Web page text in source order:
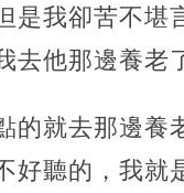
是我卻苦不堪
去他那邊養老
的就去那邊養
好聽的，我就